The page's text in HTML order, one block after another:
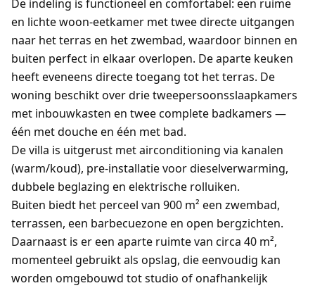
De indeling is functioneel en comfortabel: een ruime
en lichte woon-eetkamer met twee directe uitgangen
naar het terras en het zwembad, waardoor binnen en
buiten perfect in elkaar overlopen. De aparte keuken
heeft eveneens directe toegang tot het terras. De
woning beschikt over drie tweepersoonsslaapkamers
met inbouwkasten en twee complete badkamers —
één met douche en één met bad.
De villa is uitgerust met airconditioning via kanalen
(warm/koud), pre-installatie voor dieselverwarming,
dubbele beglazing en elektrische rolluiken.
Buiten biedt het perceel van 900 m² een zwembad,
terrassen, een barbecuezone en open bergzichten.
Daarnaast is er een aparte ruimte van circa 40 m²,
momenteel gebruikt als opslag, die eenvoudig kan
worden omgebouwd tot studio of onafhankelijk